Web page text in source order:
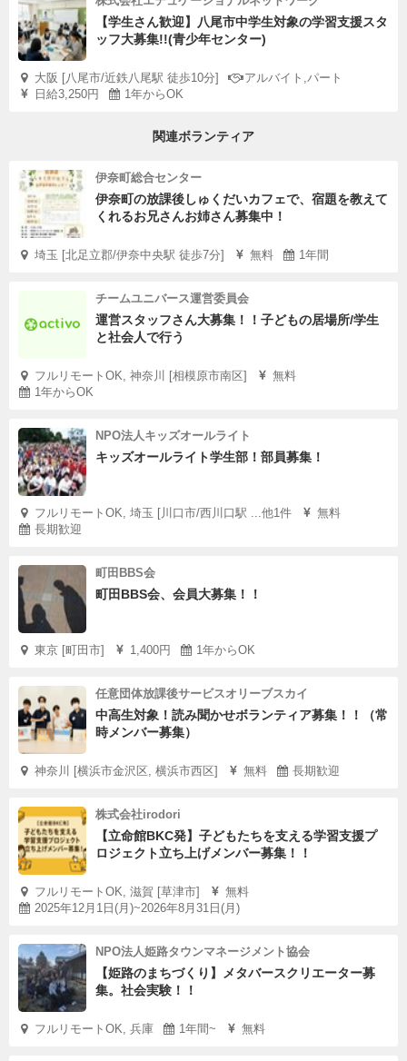
【学生さん歓迎】八尾市中学生対象の学習支援スタ
ッフ大募集!!(青少年センター)
大阪 [八尾市/近鉄八尾駅 徒歩10分]
アルバイト,パート
日給3,250円
1年からOK
関連ボランティア
伊奈町総合センター
伊奈町の放課後しゅくだいカフェで、宿題を教えて
くれるお兄さんお姉さん募集中！
埼玉 [北足立郡/伊奈中央駅 徒歩7分] 無料 1年間
チームユニバース運営委員会
運営スタッフさん大募集！！子どもの居場所/学生
と社会人で行う
フルリモートOK, 神奈川 [相模原市南区]
無料
1年からOK
NPO法人キッズオールライト
キッズオールライト学生部！部員募集！
フルリモートOK, 埼玉 [川口市/西川口駅 ...他1件
無料
長期歓迎
町田BBS会
町田BBS会、会員大募集！！
東京 [町田市] 1,400円 1年からOK
任意団体放課後サービスオリーブスカイ
中高生対象！読み聞かせボランティア募集！！（常
時メンバー募集）
神奈川 [横浜市金沢区, 横浜市西区] 無料 長期歓迎
株式会社irodori
【立命館BKC発】子どもたちを支える学習支援プ
ロジェクト立ち上げメンバー募集！！
フルリモートOK, 滋賀 [草津市]
無料
2025年12月1日(月)~2026年8月31日(月)
NPO法人姫路タウンマネージメント協会
【姫路のまちづくり】メタバースクリエーター募
集。社会実験！！
フルリモートOK, 兵庫 1年間~ 無料